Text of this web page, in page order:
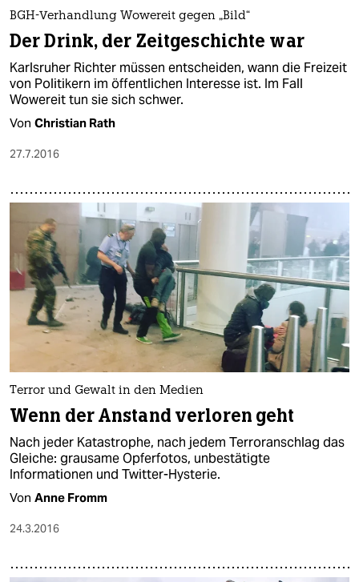
BGH-Verhandlung Wowereit gegen „Bild“
Der Drink, der Zeitgeschichte war
Karlsruher Richter müssen entscheiden, wann die Freizeit
von Politikern im öffentlichen Interesse ist. Im Fall
Wowereit tun sie sich schwer.
Von Christian Rath
27.7.2016
Terror und Gewalt in den Medien
Wenn der Anstand verloren geht
Nach jeder Katastrophe, nach jedem Terroranschlag das
Gleiche: grausame Opferfotos, unbestätigte
Informationen und Twitter-Hysterie.
Von Anne Fromm
24.3.2016